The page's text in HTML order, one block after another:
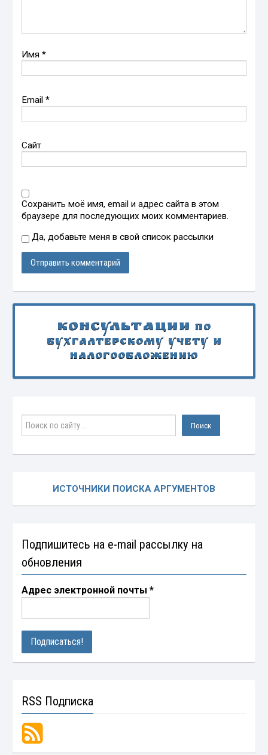
Имя*
Email*
Сайт
Сохранить моё имя, email и адрес сайта в этом
браузере для последующих моих комментариев.
Да, добавьте меня в свой список рассылки
Консультации по
бухгалтерскому учету и
налогообложению
ИСТОЧНИКИ ПОИСКА АРГУМЕНТОВ
Подпишитесь на e-mail рассылку на
обновления
Адрес электронной почты*
RSS Подписка